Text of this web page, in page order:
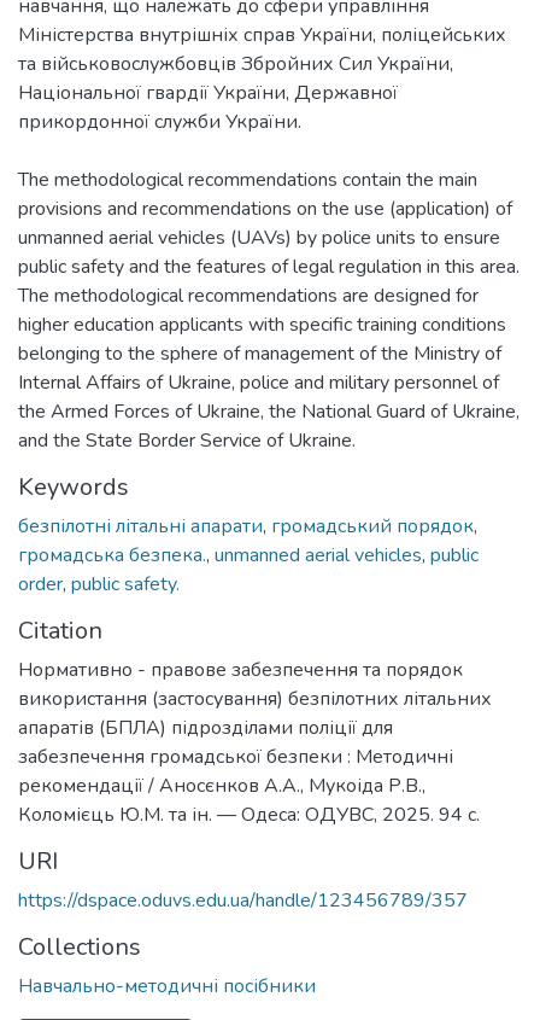
навчання, що належать до сфери управління
Міністерства внутрішніх справ України, поліцейських
та військовослужбовців Збройних Сил України,
Національної гвардії України, Державної
прикордонної служби України.
The methodological recommendations contain the main
provisions and recommendations on the use (application) of
unmanned aerial vehicles (UAVs) by police units to ensure
public safety and the features of legal regulation in this area.
The methodological recommendations are designed for
higher education applicants with specific training conditions
belonging to the sphere of management of the Ministry of
Internal Affairs of Ukraine, police and military personnel of
the Armed Forces of Ukraine, the National Guard of Ukraine,
and the State Border Service of Ukraine.
Keywords
безпілотні літальні апарати, громадський порядок,
громадська безпека., unmanned aerial vehicles, public
order, public safety.
Citation
Нормативно - правове забезпечення та порядок
використання (застосування) безпілотних літальних
апаратів (БПЛА) підрозділами поліції для
забезпечення громадської безпеки : Методичні
рекомендації / Аносєнков А.А., Мукоіда Р.В.,
Коломієць Ю.М. та ін. — Одеса: ОДУВС, 2025. 94 с.
URI
https://dspace.oduvs.edu.ua/handle/123456789/357
Collections
Навчально-методичні посібники